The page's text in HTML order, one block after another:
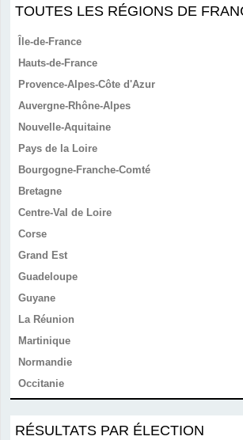
TOUTES LES RÉGIONS DE
Île-de-France
Hauts-de-France
Provence-Alpes-Côte d'Azur
Auvergne-Rhône-Alpes
Nouvelle-Aquitaine
Pays de la Loire
Bourgogne-Franche-Comté
Bretagne
Centre-Val de Loire
Corse
Grand Est
Guadeloupe
Guyane
La Réunion
Martinique
Normandie
Occitanie
RÉSULTATS PAR ÉLECTION